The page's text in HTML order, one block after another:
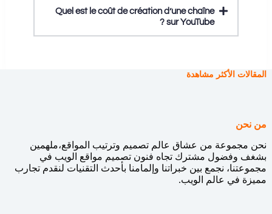
Quel est le coût de création d’une chaîne
sur YouTube ?
المقالات الأكثر مشاهدة
من نحن
نحن مجموعة من عشاق عالم تصميم وترتيب المواقع،ملهمين
بشغف وفضول مشترك تجاه فنون تصميم مواقع الويب في
مجموعتنا، نجمع بين خبراتنا وإلمامنا بأحدث التقنيات لنقدم تجارب
مميزة في عالم الويب.